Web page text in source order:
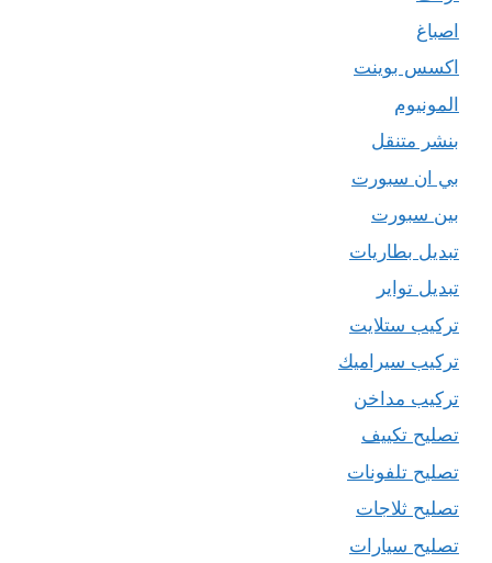
اصباغ
اكسس بوينت
المونيوم
بنشر متنقل
بي ان سبورت
بين سبورت
تبديل بطاريات
تبديل تواير
تركيب ستلايت
تركيب سيراميك
تركيب مداخن
تصليح تكييف
تصليح تلفونات
تصليح ثلاجات
تصليح سيارات